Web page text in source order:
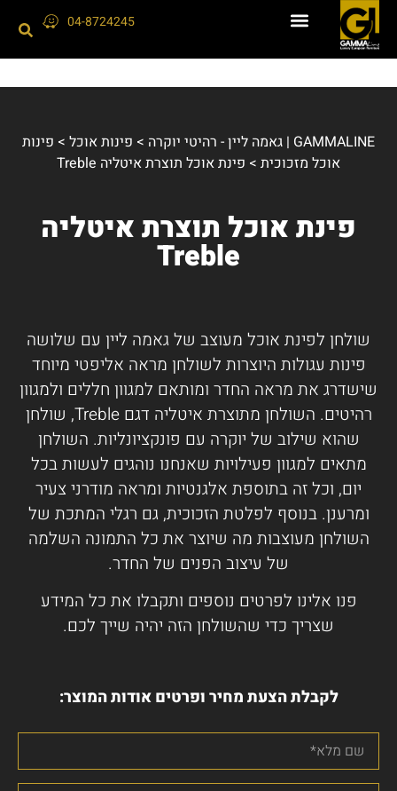
04-8724245
GAMMALINE | גאמה ליין - רהיטי יוקרה > פינות אוכל > פינות
אוכל מזכוכית > פינת אוכל תוצרת איטליה Treble
פינת אוכל תוצרת איטליה
Treble
שולחן לפינת אוכל מעוצב של גאמה ליין עם שלושה
פינות עגולות היוצרות לשולחן מראה אליפטי מיוחד
שישדרג את מראה החדר ומותאם למגוון חללים ולמגוון
רהיטים. השולחן מתוצרת איטליה דגם Treble, שולחן
שהוא שילוב של יוקרה עם פונקציונליות. השולחן
מתאים למגוון פעילויות שאנחנו נוהגים לעשות בכל
יום, וכל זה בתוספת אלגנטיות ומראה מודרני צעיר
ומרענן. בנוסף לפלטת הזכוכית, גם רגלי המתכת של
השולחן מעוצבות מה שיוצר את כל התמונה השלמה
של עיצוב הפנים של החדר.
פנו אלינו לפרטים נוספים ותקבלו את כל המידע
שצריך כדי שהשולחן הזה יהיה שייך לכם.
לקבלת הצעת מחיר ופרטים אודות המוצר: